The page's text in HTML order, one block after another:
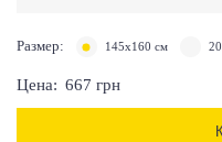
Размер: 145х160 см
Цена: 667 грн